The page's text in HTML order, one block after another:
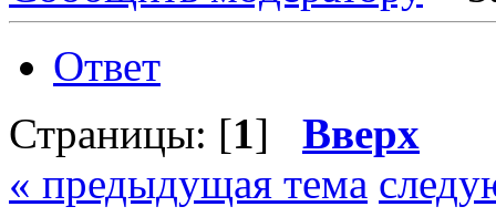
Ответ
Страницы: [1] Вверх
« предыдущая тема